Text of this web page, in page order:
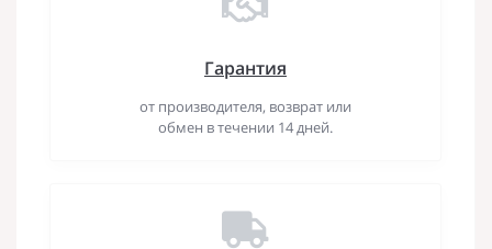
Гарантия
от производителя, возврат или
обмен в течении 14 дней.